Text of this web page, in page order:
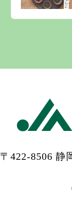
〒422-8506 静